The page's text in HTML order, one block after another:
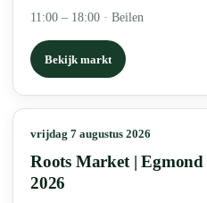
11:00 – 18:00 · Beilen
Bekijk markt
vrijdag 7 augustus 2026
Roots Market | Egmond
2026